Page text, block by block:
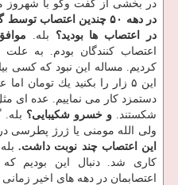
در بخشی از گفت وگو با شهروز
در دهه ۵۰ چندین اعتصاب
در اعتصاب ها بودید؟ بله.
اعتصاب كنندگان بودم. به
كردیم. مساله این نبود كه كسی
این ۵ زار را بكنید یك تومان
دستمزد كار می نماییم. عده ای
شكستند. و خسرو شكیبایی؟ بله.
ولی الله مومنی یا ژرژ پطرسی
این اعتصاب چند نوبت داشت.
كاری شد. دنبال این بودیم
اعتصابمان در دهه های اخیر